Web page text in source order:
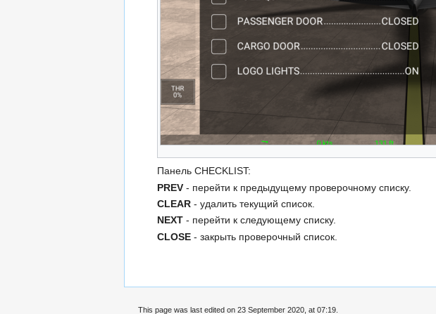
Панель CHECKLIST:
PREV - перейти к предыдущему проверочному списку.
CLEAR - удалить текущий список.
NEXT - перейти к следующему списку.
CLOSE - закрыть проверочный список.
This page was last edited on 23 September 2020, at 07:19.